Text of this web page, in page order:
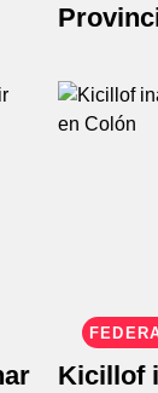
Kicillof